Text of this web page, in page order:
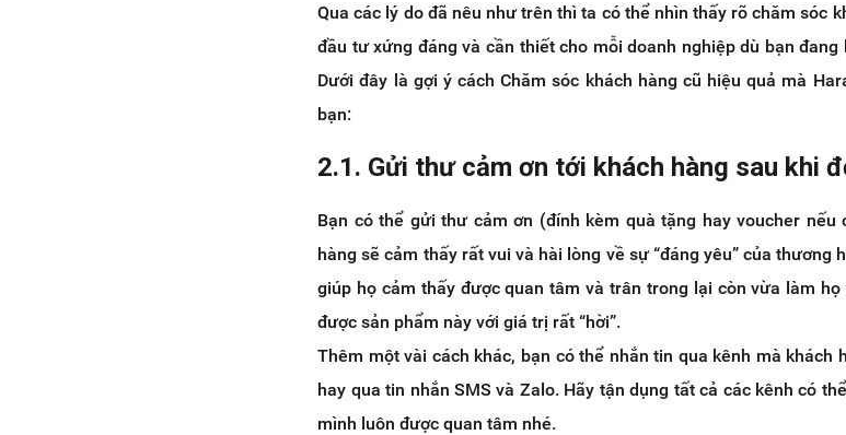
Qua các lý do đã nêu như trên thì ta có thể nhìn thấy rõ chăm sóc
đầu tư xứng đáng và cần thiết cho mỗi doanh nghiệp dù bạn
Dưới đây là gợi ý cách Chăm sóc khách hàng cũ hiệu quả mà
bạn:
2.1. Gửi thư cảm ơn tới khách hàng sau khi
Bạn có thể gửi thư cảm ơn (đính kèm quà tặng hay voucher nếu
hàng sẽ cảm thấy rất vui và hài lòng về sự “đáng yêu” của thương
giúp họ cảm thấy được quan tâm và trân trong lại còn vừa làm
được sản phẩm này với giá trị rất “hời”.
Thêm một vài cách khác, bạn có thể nhắn tin qua kênh mà khách
hay qua tin nhắn SMS và Zalo. Hãy tận dụng tất cả các kênh có
mình luôn được quan tâm nhé.